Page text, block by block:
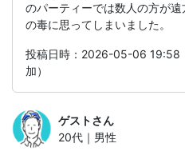
のパーティーでは数人の方が
の毒に思ってしまいました。
投稿日時：2026-05-06 19:58
加）
ゲストさん
20代｜男性